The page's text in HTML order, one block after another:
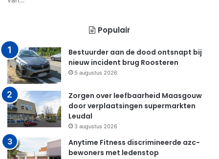
Populair
Bestuurder aan de dood ontsnapt bij
nieuw incident brug Roosteren
5 augustus 2026
Zorgen over leefbaarheid Maasgouw
door verplaatsingen supermarkten
Leudal
3 augustus 2026
Anytime Fitness discrimineerde azc-
bewoners met ledenstop